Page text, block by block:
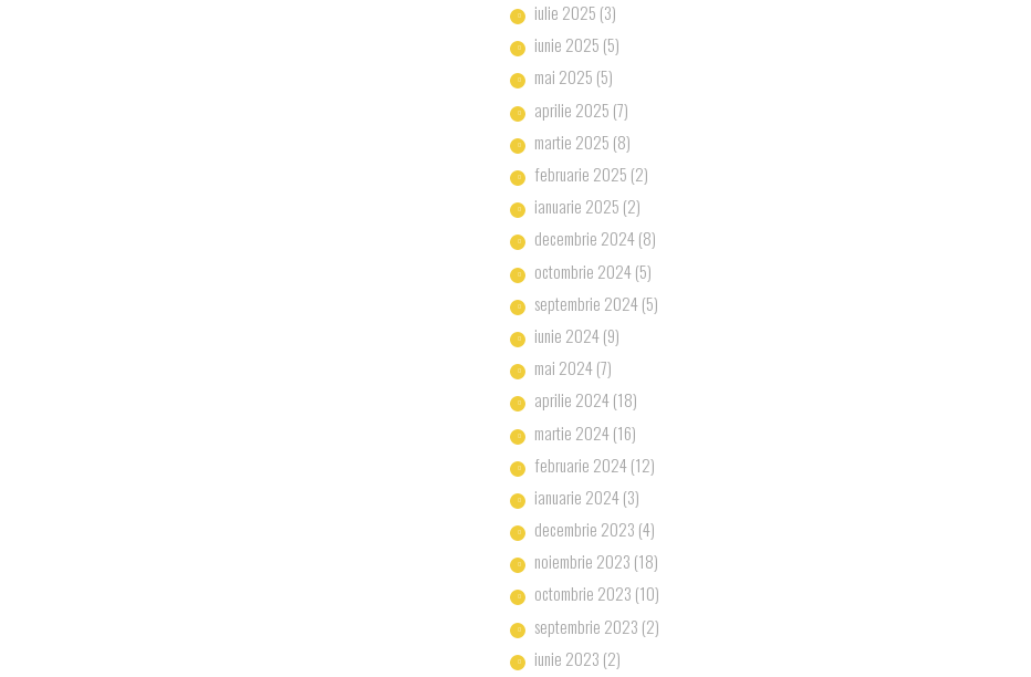
iulie 2025 (3)
iunie 2025 (5)
mai 2025 (5)
aprilie 2025 (7)
martie 2025 (8)
februarie 2025 (2)
ianuarie 2025 (2)
decembrie 2024(8)
octombrie 2024(5)
septembrie 2024(5)
iunie 2024(9)
mai 2024(7)
aprilie 2024(18)
martie 2024(16)
februarie 2024(12)
ianuarie 2024(3)
decembrie 2023 (4)
noiembrie 2023 (18)
octombrie 2023 (10)
septembrie 2023 (2)
iunie 2023 (2)